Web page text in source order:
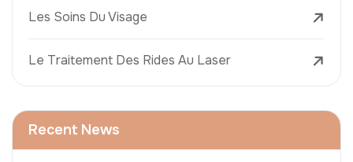
Les Soins Du Visage
Le Traitement Des Rides Au Laser
Recent News